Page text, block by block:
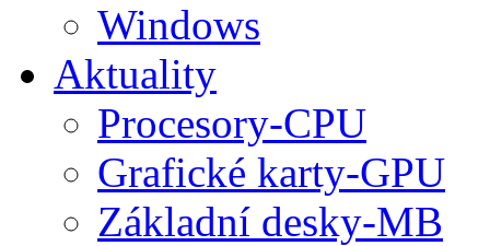
Windows
Aktuality
Procesory-CPU
Grafické karty-GPU
Základní desky-MB